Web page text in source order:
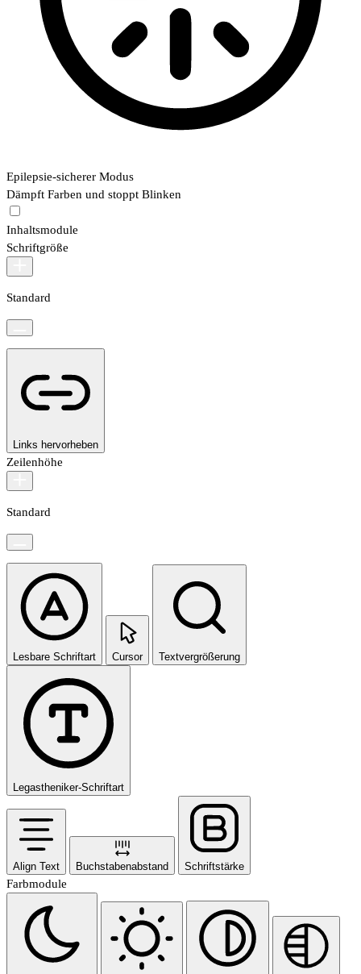
Epilepsie-sicherer Modus
Dämpft Farben und stoppt Blinken
Inhaltsmodule
Schriftgröße
Standard
Links hervorheben
Zeilenhöhe
Standard
Lesbare Schriftart Cursor Textvergrößerung
Legastheniker-Schriftart
Align Text Buchstabenabstand Schriftstärke
Farbmodule